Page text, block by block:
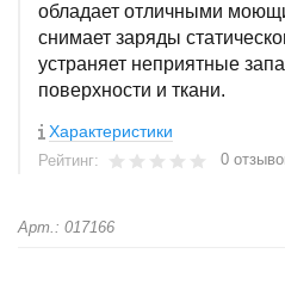
обладает отличными
снимает заряды
устраняет неприятные
поверхности и ткани.
Характеристики
Рейтинг: 0
Арт.: 017166